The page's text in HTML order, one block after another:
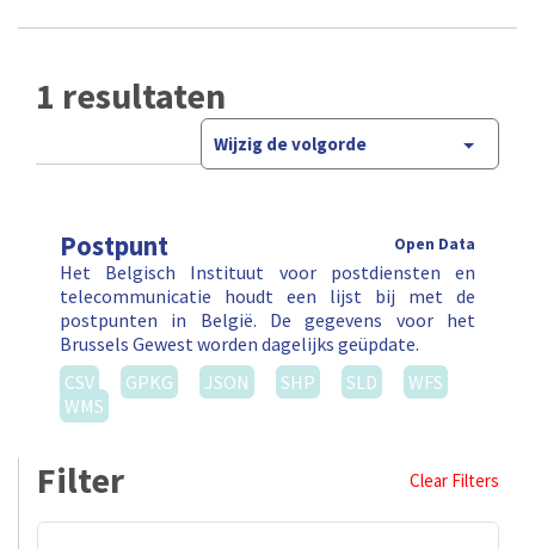
1 resultaten
Wijzig de volgorde
Postpunt Open Data
Het Belgisch Instituut voor postdiensten en
telecommunicatie houdt een lijst bij met de
postpunten in België. De gegevens voor het
Brussels Gewest worden dagelijks geüpdate.
CSV
GPKG JSON SHP SLD
WFS
WMS
Filter Clear Filters